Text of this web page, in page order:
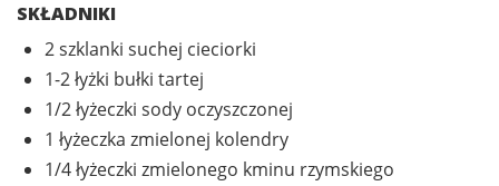
SKŁADNIKI
2 szklanki suchej cieciorki
1-2 łyżki bułki tartej
1/2 łyżeczki sody oczyszczonej
1 łyżeczka zmielonej kolendry
1/4 łyżeczki zmielonego kminu rzymskiego